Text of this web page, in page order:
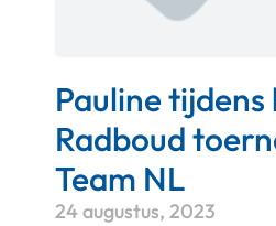
Pauline tijdens
Radboud
Team NL
24 augustus, 2023